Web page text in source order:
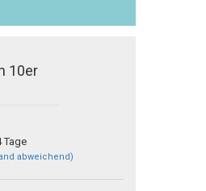
10er
Tage
abweichend)